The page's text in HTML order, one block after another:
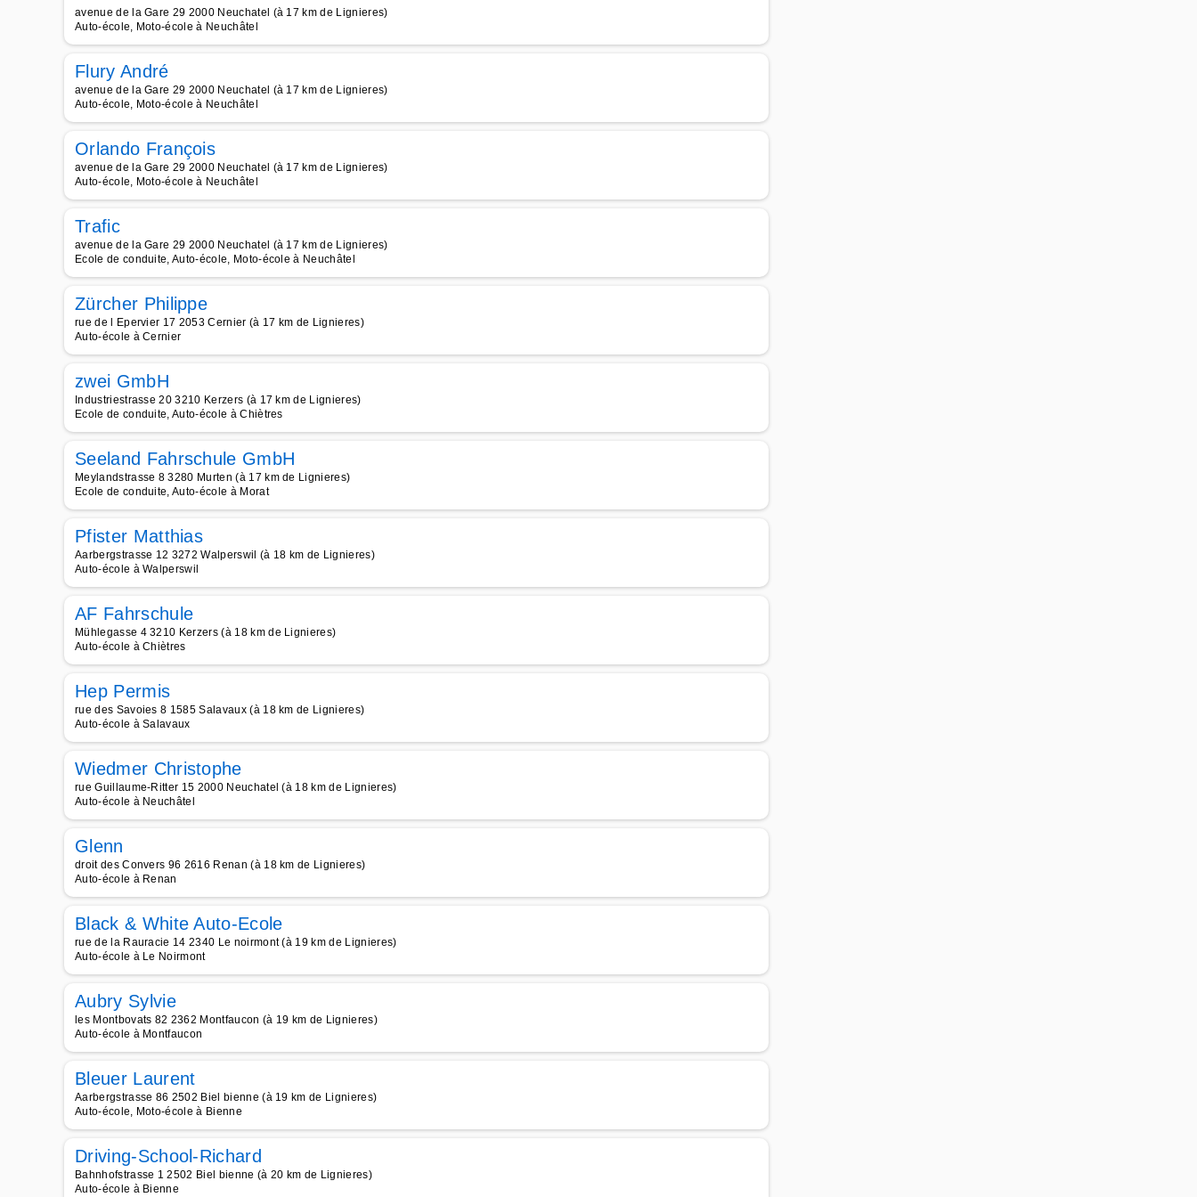
avenue de la Gare 29 2000 Neuchatel (à 17 km de Lignieres)
Auto-école, Moto-école à Neuchâtel
Flury André
avenue de la Gare 29 2000 Neuchatel (à 17 km de Lignieres)
Auto-école, Moto-école à Neuchâtel
Orlando François
avenue de la Gare 29 2000 Neuchatel (à 17 km de Lignieres)
Auto-école, Moto-école à Neuchâtel
Trafic
avenue de la Gare 29 2000 Neuchatel (à 17 km de Lignieres)
Ecole de conduite, Auto-école, Moto-école à Neuchâtel
Zürcher Philippe
rue de l Epervier 17 2053 Cernier (à 17 km de Lignieres)
Auto-école à Cernier
zwei GmbH
Industriestrasse 20 3210 Kerzers (à 17 km de Lignieres)
Ecole de conduite, Auto-école à Chiètres
Seeland Fahrschule GmbH
Meylandstrasse 8 3280 Murten (à 17 km de Lignieres)
Ecole de conduite, Auto-école à Morat
Pfister Matthias
Aarbergstrasse 12 3272 Walperswil (à 18 km de Lignieres)
Auto-école à Walperswil
AF Fahrschule
Mühlegasse 4 3210 Kerzers (à 18 km de Lignieres)
Auto-école à Chiètres
Hep Permis
rue des Savoies 8 1585 Salavaux (à 18 km de Lignieres)
Auto-école à Salavaux
Wiedmer Christophe
rue Guillaume-Ritter 15 2000 Neuchatel (à 18 km de Lignieres)
Auto-école à Neuchâtel
Glenn
droit des Convers 96 2616 Renan (à 18 km de Lignieres)
Auto-école à Renan
Black & White Auto-Ecole
rue de la Rauracie 14 2340 Le noirmont (à 19 km de Lignieres)
Auto-école à Le Noirmont
Aubry Sylvie
les Montbovats 82 2362 Montfaucon (à 19 km de Lignieres)
Auto-école à Montfaucon
Bleuer Laurent
Aarbergstrasse 86 2502 Biel bienne (à 19 km de Lignieres)
Auto-école, Moto-école à Bienne
Driving-School-Richard
Bahnhofstrasse 1 2502 Biel bienne (à 20 km de Lignieres)
Auto-école à Bienne